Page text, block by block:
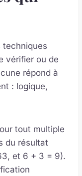
techniques
vérifier ou de
répond à
: logique,
tout multiple
du résultat
et 6 + 3 = 9).